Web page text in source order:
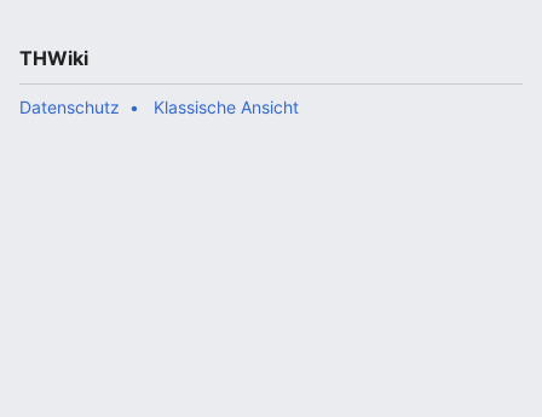
THWiki
Datenschutz Klassische Ansicht